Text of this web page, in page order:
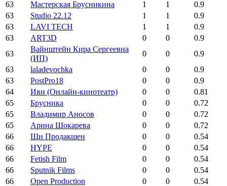
63
Мастерская Брусникина 1 1
0.9
63
Studio 22.12 1 1
0.9
63
LAVI TECH 1 1
0.9
63
ART3D 0 0
0.9
63
Вайнштейн Кира Сергеевна
(ИП)
0 0
0.9
63
laladevochka 0 0
0.9
63
PostPro18 0 0
0.9
64
Иви (Онлайн-кинотеатр) 0 0
0.81
65
Брусника 0 0
0.72
65
Владимир Аносов 0 0
0.72
65
Арина Шокарева 0 0
0.72
66
Щи Продакшен 0 0
0.54
66
HYPE 0 0
0.54
66
Fetish Film 0 0
0.54
66
Sputnik Films 0 0
0.54
66
Open Production 0 0
0.54